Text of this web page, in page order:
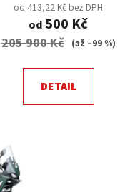
od 413,22 Kč bez DPH
od 500 Kč
205 900 Kč (až –99 %)
DETAIL